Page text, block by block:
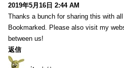
2019年5月16日 2:44 AM
Thanks a bunch for sharing this with
Bookmarked. Please also visit my
between us!
返信